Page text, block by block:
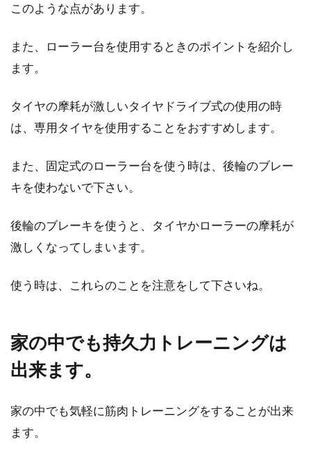
このような点があります。
また、ローラー台を使用するときのポイントを紹介し
ます。
タイヤの摩耗が激しいタイヤドライブ式の使用の時
は、専用タイヤを使用することをおすすめします。
また、固定式のローラー台を使う時は、後輪のブレー
キを使わないで下さい。
後輪のブレーキを使うと、タイヤかローラーの摩耗が
激しくなってしまいます。
使う時は、これらのことを注意をして下さいね。
家の中でも持久力トレーニングは
出来ます。
家の中でも気軽に筋肉トレーニングをすることが出来
ます。